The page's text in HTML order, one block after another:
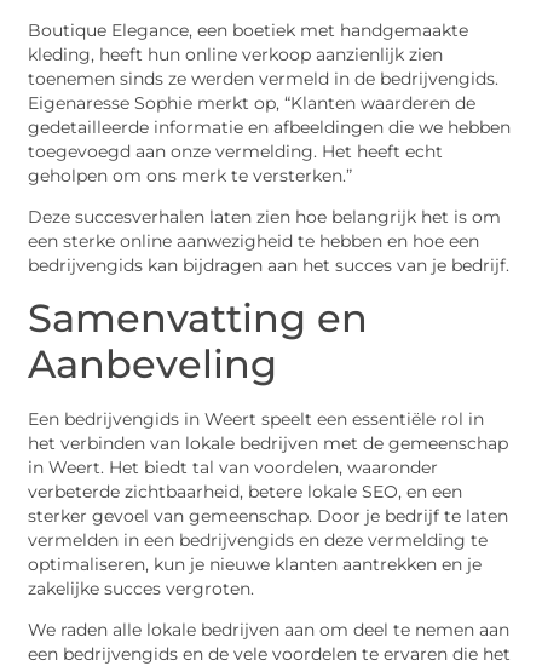
Boutique Elegance, een boetiek met handgemaakte
kleding, heeft hun online verkoop aanzienlijk zien
toenemen sinds ze werden vermeld in de bedrijvengids.
Eigenaresse Sophie merkt op, “Klanten waarderen de
gedetailleerde informatie en afbeeldingen die we hebben
toegevoegd aan onze vermelding. Het heeft echt
geholpen om ons merk te versterken.”
Deze succesverhalen laten zien hoe belangrijk het is om
een sterke online aanwezigheid te hebben en hoe een
bedrijvengids kan bijdragen aan het succes van je bedrijf.
Samenvatting en
Aanbeveling
Een bedrijvengids in Weert speelt een essentiële rol in
het verbinden van lokale bedrijven met de gemeenschap
in Weert. Het biedt tal van voordelen, waaronder
verbeterde zichtbaarheid, betere lokale SEO, en een
sterker gevoel van gemeenschap. Door je bedrijf te laten
vermelden in een bedrijvengids en deze vermelding te
optimaliseren, kun je nieuwe klanten aantrekken en je
zakelijke succes vergroten.
We raden alle lokale bedrijven aan om deel te nemen aan
een bedrijvengids en de vele voordelen te ervaren die het